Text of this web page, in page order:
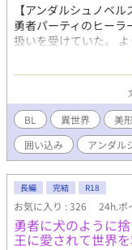
【アンダルシュノベ
勇者パーティのヒー
扱いを受けていた。
で、己はお役目御免
第二王子が離してくれ
聖女でうるさい。 そ
行けばこの国が滅びま
相たち。 どうしてこ
ばれる第二王子に執
いただきました。応援
げさまで書籍となりま
ので素敵なイラストと
∀`*ﾟ)ﾟ｡ 第三章開始は
備中です。もうしらば
BL 異世界 美
囲い込み
アンダル
長編 完結 R18
お気に入り : 326 24h.ポ
勇者に犬のように
王に愛されて世界